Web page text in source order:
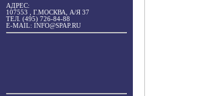
АДРЕС:
107553 , Г.МОСКВА, А/Я 37
ТЕЛ. (495) 726-84-88
E-MAIL: INFO@SPAP.RU